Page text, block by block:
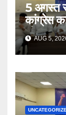
5 अगस्त
कांग्रेस
AUG 5,